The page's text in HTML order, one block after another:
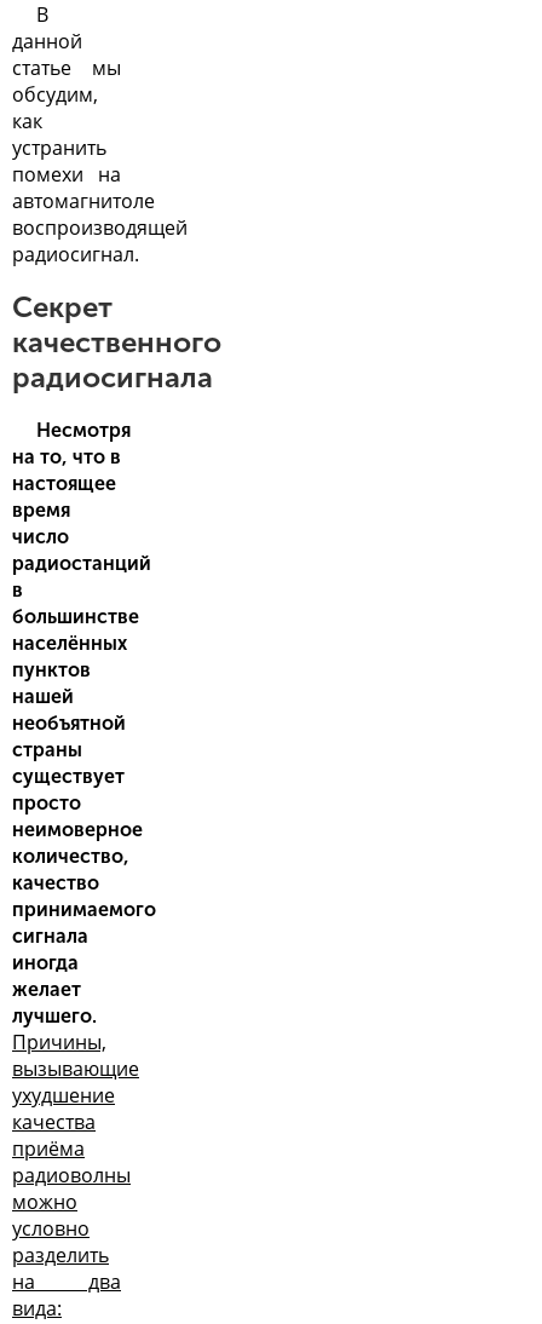
В
данной
статье мы
обсудим,
как
устранить
помехи на
автомагнитоле
воспроизводящей
радиосигнал.
Секрет
качественного
радиосигнала
Несмотря
на то, что в
настоящее
время
число
радиостанций
в
большинстве
населённых
пунктов
нашей
необъятной
страны
существует
просто
неимоверное
количество,
качество
принимаемого
сигнала
иногда
желает
лучшего.
Причины,
вызывающие
ухудшение
качества
приёма
радиоволны
можно
условно
разделить
на два
вида: